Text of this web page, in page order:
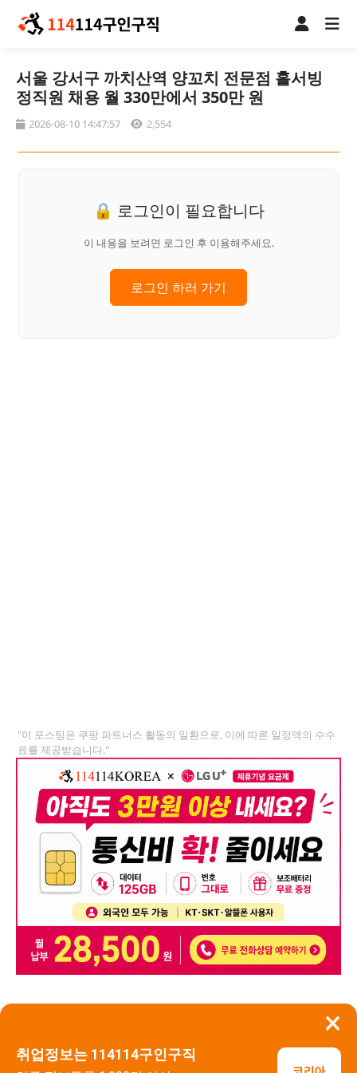
×
취업정보는 114114구인구직
서울 강서구 까치산역 양꼬치 전문점 홀서빙
정직원 채용 월 330만에서 350만 원
2026-08-10 14:47:57 2,554
🔒 로그인이 필요합니다
이 내용을 보려면 로그인 후 이용해주세요.
로그인 하러 가기
"이 포스팅은 쿠팡 파트너스 활동의 일환으로, 이에 따른 일정액의 수수
료를 제공받습니다."